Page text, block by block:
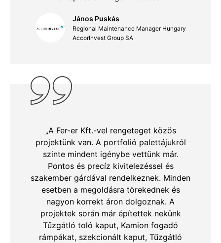
János Puskás
Regional Maintenance Manager Hungary
AccorInvest Group SA
„A Fer-er Kft.-vel rengeteget közös
projektünk van. A portfolió palettájukról
szinte mindent igénybe vettünk már.
Pontos és precíz kivitelezéssel és
szakember gárdával rendelkeznek. Minden
esetben a megoldásra törekednek és
nagyon korrekt áron dolgoznak. A
projektek során már építettek nekünk
Tűzgátló toló kaput, Kamion fogadó
rámpákat, szekcionált kaput, Tűzgátló